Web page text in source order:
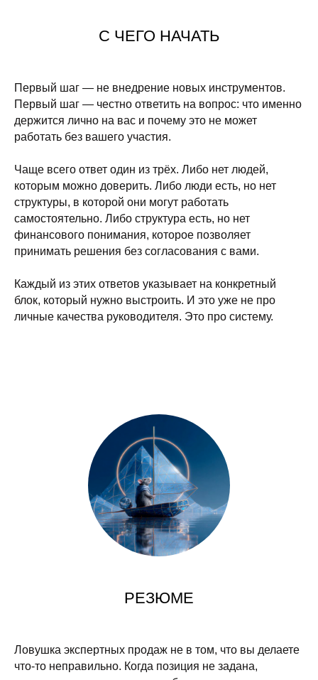
С ЧЕГО НАЧАТЬ
Первый шаг — не внедрение новых инструментов.
Первый шаг — честно ответить на вопрос: что именно
держится лично на вас и почему это не может
работать без вашего участия.
Чаще всего ответ один из трёх. Либо нет людей,
которым можно доверить. Либо люди есть, но нет
структуры, в которой они могут работать
самостоятельно. Либо структура есть, но нет
финансового понимания, которое позволяет
принимать решения без согласования с вами.
Каждый из этих ответов указывает на конкретный
блок, который нужно выстроить. И это уже не про
личные качества руководителя. Это про систему.
РЕЗЮМЕ
Ловушка экспертных продаж не в том, что вы делаете
что-то неправильно. Когда позиция не задана,